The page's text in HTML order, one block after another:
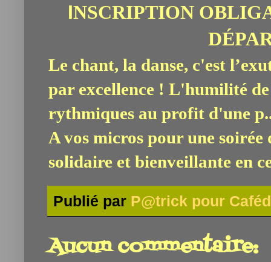
INSCRIPTION
Le chant, la danse, c'est
par excellence ! L'humilité de
rythmiques au profit d'une
A vos micros pour une
solidaire et bienveillante en
Publié par P@trick pour
Aucun commentaire: